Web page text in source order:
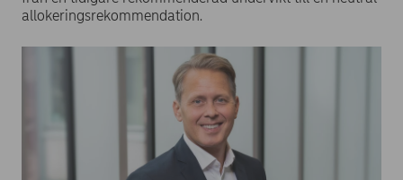
allokeringsrekommendation.